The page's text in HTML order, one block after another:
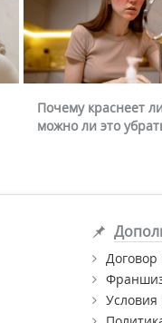
Почему краснеет
можно ли это
Условия